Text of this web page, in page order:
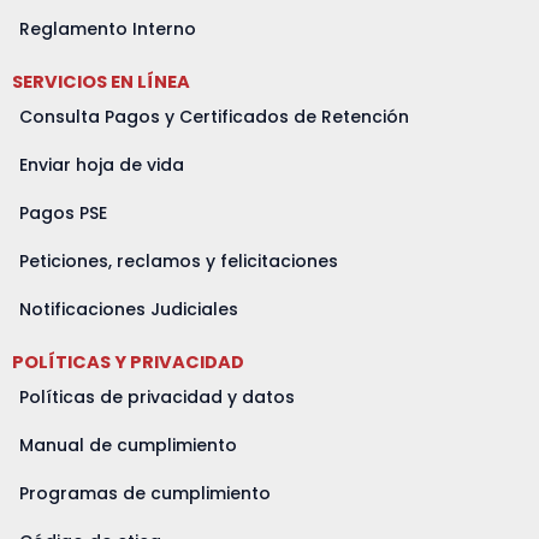
Reglamento Interno
SERVICIOS EN LÍNEA
Consulta Pagos y Certificados de Retención
Enviar hoja de vida
Pagos PSE
Peticiones, reclamos y felicitaciones
Notificaciones Judiciales
POLÍTICAS Y PRIVACIDAD
Políticas de privacidad y datos
Manual de cumplimiento
Programas de cumplimiento